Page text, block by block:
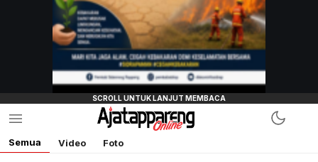
Semua Video Foto